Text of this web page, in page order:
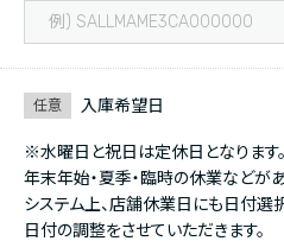
任意 入庫希望日
※水曜日と祝日は定休日となります。
年末年始・夏季・臨時の休業などが
システム上、店舗休業日にも日付選
日付の調整をさせていただきます。